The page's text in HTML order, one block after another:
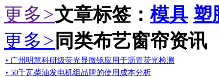
更多>文章标签：模具 塑
更多> 同类布艺窗帘资讯
• 广州明慧科研级荧光显微镜应用于沥青荧光检测
• 50千瓦柴油发电机组品牌的使用成本分析